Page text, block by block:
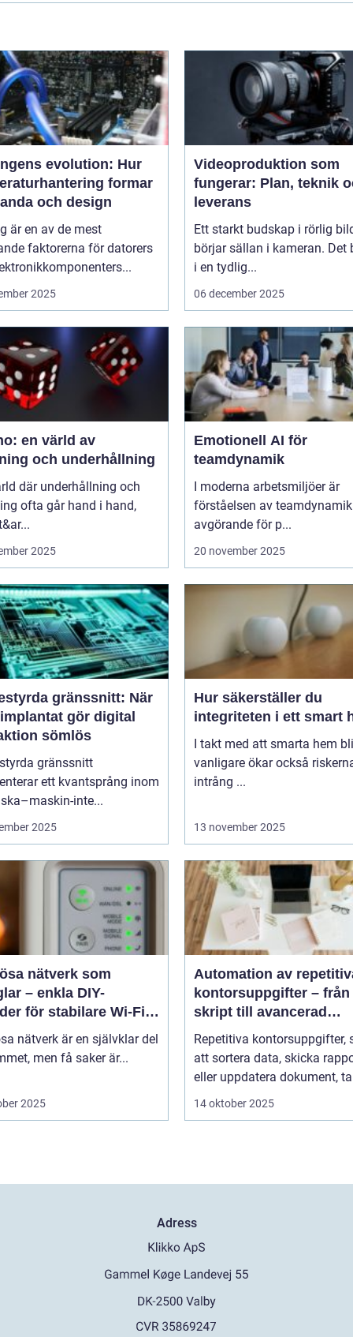
evolution: Hur
formar
och design
är en av de mest
faktorerna för datorers
2025
Videoproduktion som
fungerar: Plan, teknik
leverans
Ett starkt budskap i rörlig
börjar sällan i kameran. Det
i en tydlig...
06 december 2025
en värld av
och underhållning
där underhållning och
ofta går hand i hand,
2025
Emotionell AI för
teamdynamik
I moderna arbetsmiljöer är
förståelsen av teamdynamik
avgörande för p...
20 november 2025
gränssnitt: När
gör digital
sömlös
gränssnitt
ett kvantsprång inom
inte...
2025
Hur säkerställer du
integriteten i ett smart
I takt med att smarta hem
vanligare ökar också
intrång ...
13 november 2025
nätverk som
– enkla DIY-
för stabilare Wi-Fi i
nätverk är en självklar del
men få saker är...
2025
Automation av
kontorsuppgifter – från
skript till avancerad
programvara
Repetitiva kontorsuppgifter,
att sortera data, skicka
eller uppdatera dokument,
14 oktober 2025
Adress